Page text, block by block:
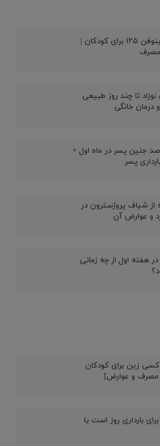
شیاف استامینوفن ۱۲۵ برای کودکان |
مصرف
تا چند روز طبیعی
خانگی
جنین پسر در ماه اول +
پسر
از شیاف پروژسترون در
و عوارض آن
در هفته اول از چه زمانی
زین برای کودکان
مصرف و عوارض]
بارداری روز است یا